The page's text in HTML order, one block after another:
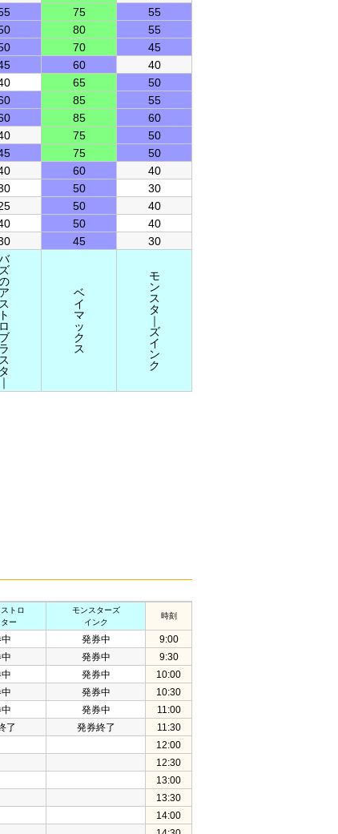
75
55
80
55
70
45
60
40
65
50
85
55
85
60
75
50
75
50
60
40
50
30
50
40
50
40
45 30
ズ
ア
ス
ト
ロ
ブ
ラ
ス
タ
｜
ベ
イ
マ
ッ
ク
ス
モ
ン
ス
タ
｜
ズ
イ
ン
ク
トロ
ー
モンスターズ
インク
時刻
発券中
9:00
発券中
9:30
発券中
10:00
発券中
10:30
発券中
11:00
了 発券終了
11:30
12:00
12:30
13:00
13:30
14:00